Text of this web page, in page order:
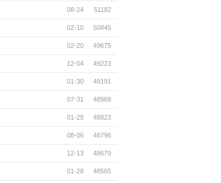
08-24 51182
02-10 50845
02-20 49675
12-04 49223
01-30 49191
07-31 48969
01-28 48823
08-06 48796
12-13 48679
01-28 48565